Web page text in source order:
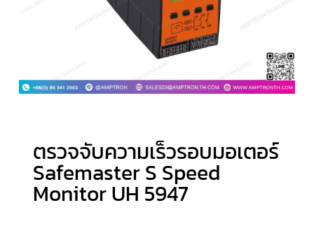
ตรวจจับความเร็วรอบมอเตอร์
Safemaster S Speed
Monitor UH 5947